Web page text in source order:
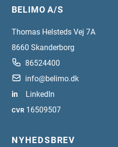
BELIMO A/S
Thomas Helsteds Vej 7A
8660 Skanderborg
86524400
info@belimo.dk
in
LinkedIn
CVR 16509507
NYHEDSBREV